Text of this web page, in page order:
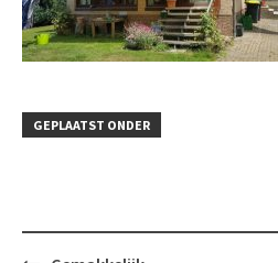
GEPLAATST ONDER